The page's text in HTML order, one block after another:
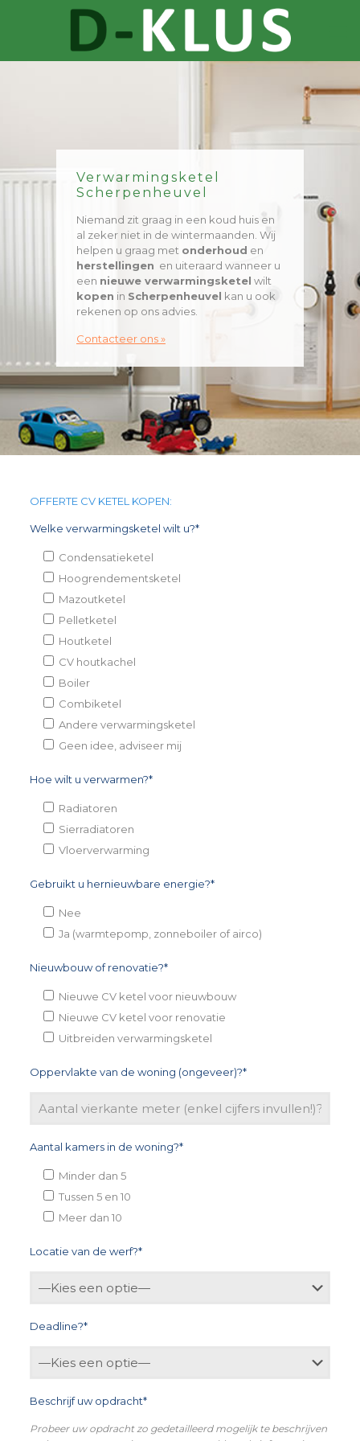
Verwarmingsketel
Scherpenheuvel
Niemand zit graag in een koud huis en
al zeker niet in de wintermaanden. Wij
helpen u graag met onderhoud en
herstellingen en uiteraard wanneer u
een nieuwe verwarmingsketel wilt
kopen in Scherpenheuvel kan u ook
rekenen op ons advies.
Contacteer ons »
OFFERTE CV KETEL KOPEN:
Welke verwarmingsketel wilt u?*
Condensatieketel
Hoogrendementsketel
Mazoutketel
Pelletketel
Houtketel
CV houtkachel
Boiler
Combiketel
Andere verwarmingsketel
Geen idee, adviseer mij
Hoe wilt u verwarmen?*
Radiatoren
Sierradiatoren
Vloerverwarming
Gebruikt u hernieuwbare energie?*
Nee
Ja (warmtepomp, zonneboiler of airco)
Nieuwbouw of renovatie?*
Nieuwe CV ketel voor nieuwbouw
Nieuwe CV ketel voor renovatie
Uitbreiden verwarmingsketel
Oppervlakte van de woning (ongeveer)?*
Aantal kamers in de woning?*
Minder dan 5
Tussen 5 en 10
Meer dan 10
Locatie van de werf?*
Deadline?*
Beschrijf uw opdracht*
Probeer uw opdracht zo gedetailleerd mogelijk te beschrijven